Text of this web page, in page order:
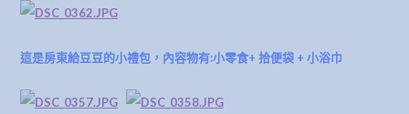
這是房東給豆豆的小禮包，內容物有:小零食+ 拾便袋 + 小浴巾